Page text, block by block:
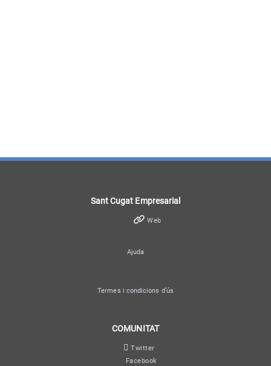
Sant Cugat Empresarial
Web
Ajuda
Termes i condicions d’ús
COMUNITAT
Twitter
Facebook